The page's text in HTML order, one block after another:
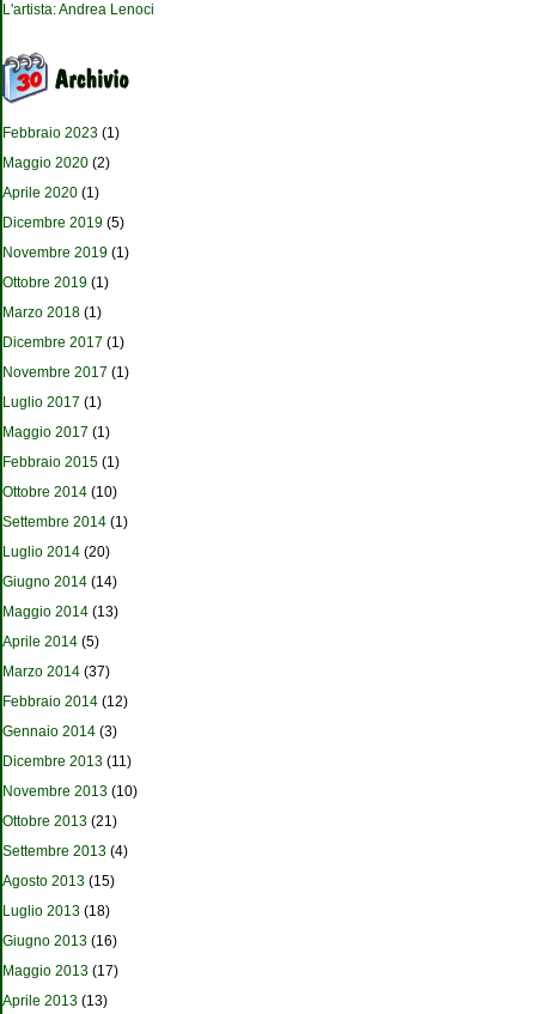
L'artista: Andrea Lenoci
Febbraio 2023 (1)
Maggio 2020 (2)
Aprile 2020 (1)
Dicembre 2019 (5)
Novembre 2019 (1)
Ottobre 2019 (1)
Marzo 2018 (1)
Dicembre 2017 (1)
Novembre 2017 (1)
Luglio 2017 (1)
Maggio 2017 (1)
Febbraio 2015 (1)
Ottobre 2014 (10)
Settembre 2014 (1)
Luglio 2014 (20)
Giugno 2014 (14)
Maggio 2014 (13)
Aprile 2014 (5)
Marzo 2014 (37)
Febbraio 2014 (12)
Gennaio 2014 (3)
Dicembre 2013 (11)
Novembre 2013 (10)
Ottobre 2013 (21)
Settembre 2013 (4)
Agosto 2013 (15)
Luglio 2013 (18)
Giugno 2013 (16)
Maggio 2013 (17)
Aprile 2013 (13)